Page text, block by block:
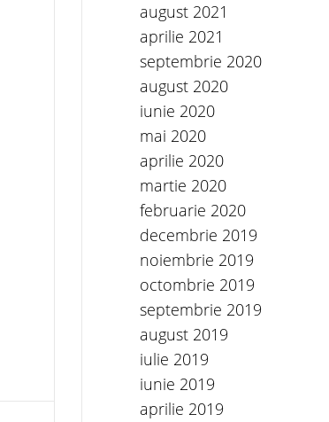
august 2021
aprilie 2021
septembrie 2020
august 2020
iunie 2020
mai 2020
aprilie 2020
martie 2020
februarie 2020
decembrie 2019
noiembrie 2019
octombrie 2019
septembrie 2019
august 2019
iulie 2019
iunie 2019
aprilie 2019